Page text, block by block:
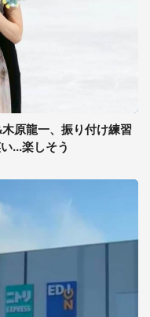
原龍一、振り付け練習
...楽しそう